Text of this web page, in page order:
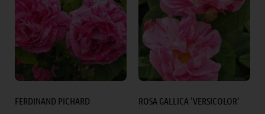
FERDINAND PICHARD ROSA GALLICA 'VERSICOLOR’